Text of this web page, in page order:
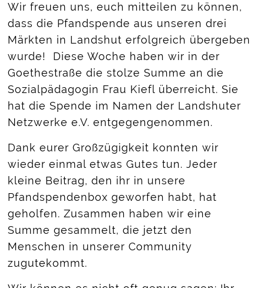
Wir freuen uns, euch mitteilen zu können,
dass die Pfandspende aus unseren drei
Märkten in Landshut erfolgreich übergeben
wurde! Diese Woche haben wir in der
Goethestraße die stolze Summe an die
Sozialpädagogin Frau Kiefl überreicht. Sie
hat die Spende im Namen der Landshuter
Netzwerke e.V. entgegengenommen.
Dank eurer Großzügigkeit konnten wir
wieder einmal etwas Gutes tun. Jeder
kleine Beitrag, den ihr in unsere
Pfandspendenbox geworfen habt, hat
geholfen. Zusammen haben wir eine
Summe gesammelt, die jetzt den
Menschen in unserer Community
zugutekommt.